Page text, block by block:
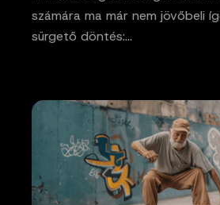
számára ma már nem jövőbeli
sürgető döntés:…